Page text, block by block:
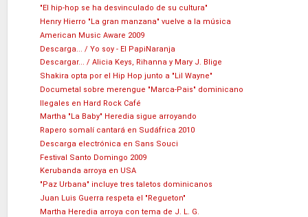
"El hip-hop se ha desvinculado de su cultura"
Henry Hierro "La gran manzana" vuelve a la música
American Music Aware 2009
Descarga... / Yo soy - El PapiNaranja
Descargar... / Alicia Keys, Rihanna y Mary J. Blige
Shakira opta por el Hip Hop junto a "Lil Wayne"
Documetal sobre merengue "Marca-Pais" dominicano
Ilegales en Hard Rock Café
Martha "La Baby" Heredia sigue arroyando
Rapero somalí cantará en Sudáfrica 2010
Descarga electrónica en Sans Souci
Festival Santo Domingo 2009
Kerubanda arroya en USA
"Paz Urbana" incluye tres taletos dominicanos
Juan Luis Guerra respeta el "Regueton"
Martha Heredia arroya con tema de J. L. G.